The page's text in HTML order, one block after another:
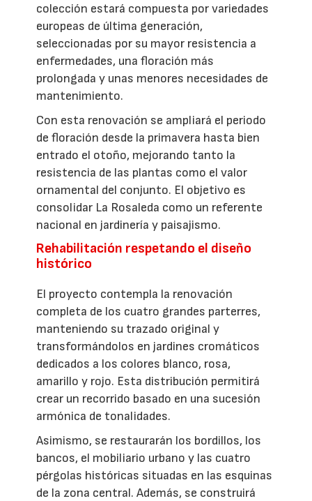
colección estará compuesta por variedades
europeas de última generación,
seleccionadas por su mayor resistencia a
enfermedades, una floración más
prolongada y unas menores necesidades de
mantenimiento.
Con esta renovación se ampliará el periodo
de floración desde la primavera hasta bien
entrado el otoño, mejorando tanto la
resistencia de las plantas como el valor
ornamental del conjunto. El objetivo es
consolidar La Rosaleda como un referente
nacional en jardinería y paisajismo.
Rehabilitación respetando el diseño
histórico
El proyecto contempla la renovación
completa de los cuatro grandes parterres,
manteniendo su trazado original y
transformándolos en jardines cromáticos
dedicados a los colores blanco, rosa,
amarillo y rojo. Esta distribución permitirá
crear un recorrido basado en una sucesión
armónica de tonalidades.
Asimismo, se restaurarán los bordillos, los
bancos, el mobiliario urbano y las cuatro
pérgolas históricas situadas en las esquinas
de la zona central. Además, se construirá